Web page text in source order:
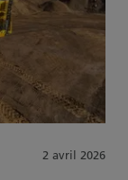
2 avril 2026